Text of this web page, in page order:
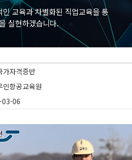
교육과 차별화된 직업교육을 통
실현하겠습니다.
가자격증반
인항공교육원
03-06